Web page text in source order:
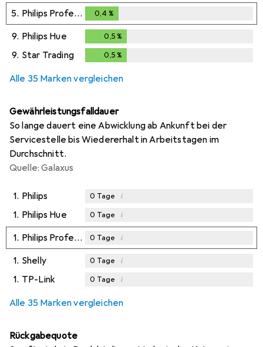
5. Philips Professional 0,4 %
9. Philips Hue 0,5 %
9. Star Trading 0,5 %
Alle 35 Marken vergleichen
Gewährleistungsfalldauer
So lange dauert eine Abwicklung ab Ankunft bei der
Servicestelle bis Wiedererhalt in Arbeitstagen im
Durchschnitt.
Quelle: Galaxus
1. Philips 0 Tage i
1. Philips Hue 0 Tage i
1. Philips Professional 0 Tage i
1. Shelly 0 Tage i
1. TP-Link 0 Tage i
Alle 35 Marken vergleichen
Rückgabequote